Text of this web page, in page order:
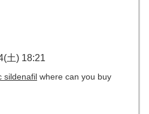
土) 18:21
sildenafil where can you buy